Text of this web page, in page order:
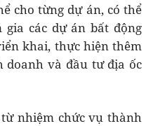
cho từng dự án, có thể
các dự án bất động
khai, thực hiện thêm
doanh và đầu tư địa ốc
nhiệm chức vụ thành